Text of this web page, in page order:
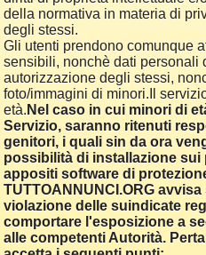
della normativa in materia di
degli stessi.
Gli utenti prendono comunque
sensibili, nonchè dati personali
autorizzazione degli stessi,
foto/immagini di minori.Il
età. Nel caso in cui minori di
Servizio, saranno ritenuti
genitori, i quali sin da ora
possibilità di installazione
appositi software di
TUTTOANNUNCI.ORG
violazione delle suindicate
comportare l'esposizione a
alle competenti Autorità.